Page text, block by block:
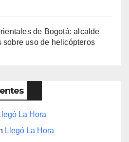
de Bogotá: alcalde
sobre uso de helicópteros
La Hora
Llegó La Hora